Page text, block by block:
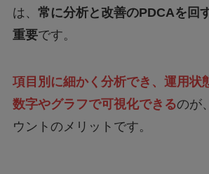
は、 常に分析と改善のPDCAを回
重要です。
項目別に細かく分析でき、運用状
数字やグラフで可視化できるのが
ウントのメリットです。